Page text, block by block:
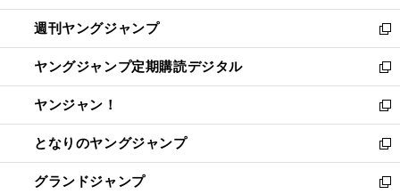
開
く
ウ
で
開
く
ン
ド
ウ
で
開
く
ウ
ィ
ン
ド
ウ
で
開
く
週刊ヤングジャンプ
新
し
い
ウ
ィ
ン
ド
ウ
で
ヤングジャンプ定期購読デジタル
新
し
い
ウ
ィ
ン
ド
ヤンジャン！
新
し
い
ウ
ィ
となりのヤングジャンプ
新
し
い
グランドジャンプ
新